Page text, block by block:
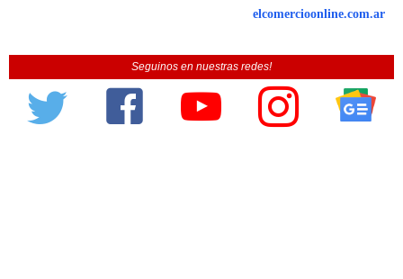
elcomercioonline.com.ar
Seguinos en nuestras redes!